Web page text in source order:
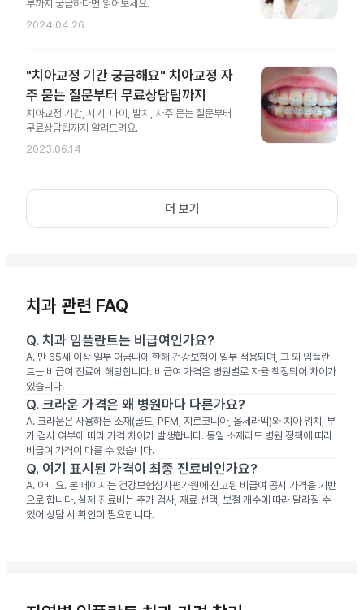
부까지 궁금하다면 읽어보세요.
2024.04.26
"치아교정 기간 궁금해요" 치아교정 자
주 묻는 질문부터 무료상담팁까지
치아교정 기간, 시기, 나이, 발치, 자주 묻는 질문부터
무료상담팁까지 알려드려요.
2023.06.14
더 보기
치과 관련 FAQ
Q. 치과 임플란트는 비급여인가요?
A. 만 65세 이상 일부 어금니에 한해 건강보험이 일부 적용되며, 그 외 임플란
트는 비급여 진료에 해당합니다. 비급여 가격은 병원별로 자율 책정되어 차이가
있습니다.
Q. 크라운 가격은 왜 병원마다 다른가요?
A. 크라운은 사용하는 소재(골드, PFM, 지르코니아, 올세라믹)와 치아 위치, 부
가 검사 여부에 따라 가격 차이가 발생합니다. 동일 소재라도 병원 정책에 따라
비급여 가격이 다를 수 있습니다.
Q. 여기 표시된 가격이 최종 진료비인가요?
A. 아니요. 본 페이지는 건강보험심사평가원에 신고된 비급여 공시 가격을 기반
으로 합니다. 실제 진료비는 추가 검사, 재료 선택, 보철 개수에 따라 달라질 수
있어 상담 시 확인이 필요합니다.